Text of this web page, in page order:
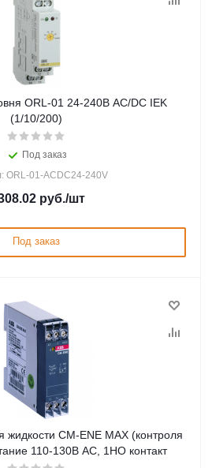
ORL-01 24-240В AC/DC IEK
(1/10/200)
Под заказ
ORL-01-ACDC24-240V
руб./шт
Под заказ
жидкости CM-ENE MAX (контроля
110-130В АС, 1НО контакт